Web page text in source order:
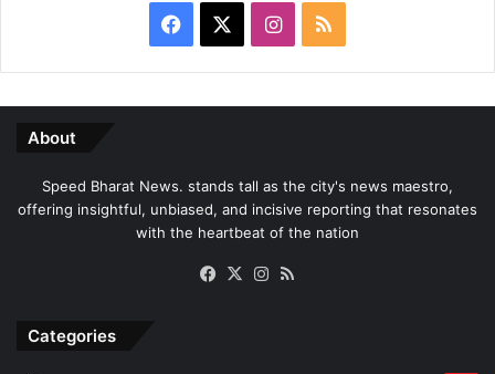
Facebook Instagram
RSS
About
Speed Bharat News. stands tall as the city's news maestro,
offering insightful, unbiased, and incisive reporting that resonates
with the heartbeat of the nation
Facebook
X Instagram
Categories